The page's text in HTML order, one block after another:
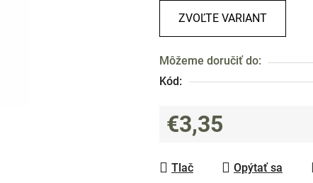
5
hviezdičiek.
ZVOĽTE VARIANT
Môžeme doručiť do:
Kód:
€3,35
Tlač
Opýtať sa